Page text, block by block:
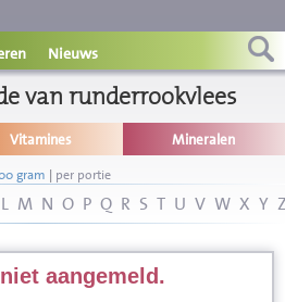
Nieuws
van runderrookvlees
Vitamines Mineralen
gram | per portie
L M N O P Q R S T U V W X Y
aangemeld.